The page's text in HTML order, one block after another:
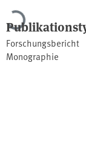
Lade...
Forschungsbericht
Monographie